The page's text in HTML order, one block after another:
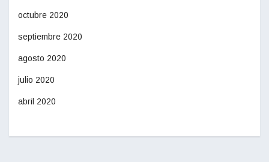
octubre 2020
septiembre 2020
agosto 2020
julio 2020
abril 2020